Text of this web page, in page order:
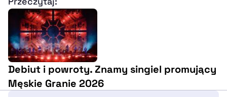
Debiut i powroty. Znamy singiel promujący
Męskie Granie 2026